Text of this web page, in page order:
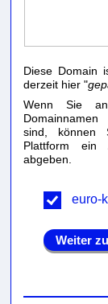
Diese Domain
derzeit hier "
Wenn Sie
sind, können
Plattform ein
abgeben.
euro-
Weiter